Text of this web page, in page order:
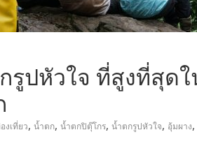
ปหัวใจ ที่สูงที่สุดใ
งเที่ยว, น้ำตก, น้ำตกปิตุ๊โกร, น้ำตกรูปหัวใจ, อุ้มผาง,